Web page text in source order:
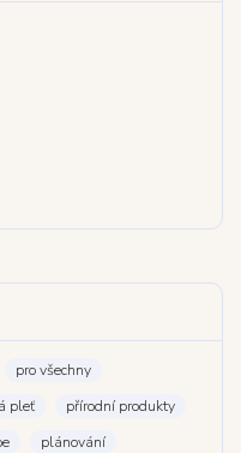
pro všechny
pleť
přírodní produkty
plánování